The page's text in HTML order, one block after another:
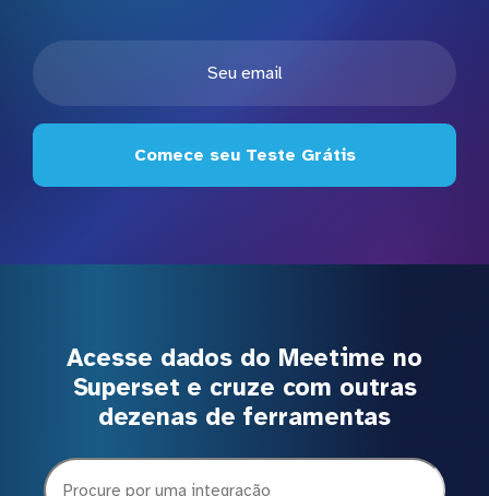
Comece seu Teste Grátis
Acesse dados do Meetime no
Superset e cruze com outras
dezenas de ferramentas